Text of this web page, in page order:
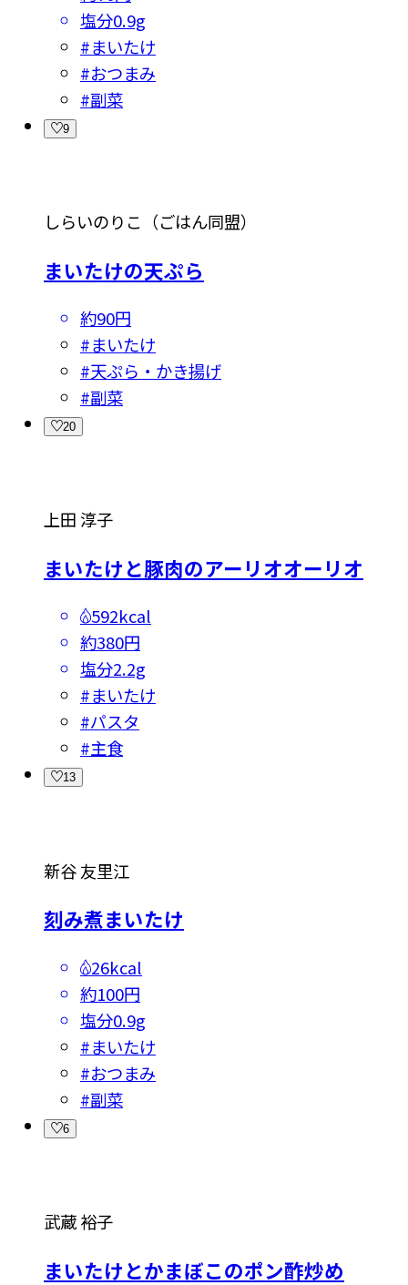
塩分0.9g
#まいたけ
#おつまみ
#副菜
9
しらいのりこ（ごはん同盟）
まいたけの天ぷら
約90円
#まいたけ
#天ぷら・かき揚げ
#副菜
20
上田 淳子
まいたけと豚肉のアーリオオーリオ
592kcal
約380円
塩分2.2g
#まいたけ
#パスタ
#主食
13
新谷 友里江
刻み煮まいたけ
26kcal
約100円
塩分0.9g
#まいたけ
#おつまみ
#副菜
6
武蔵 裕子
まいたけとかまぼこのポン酢炒め